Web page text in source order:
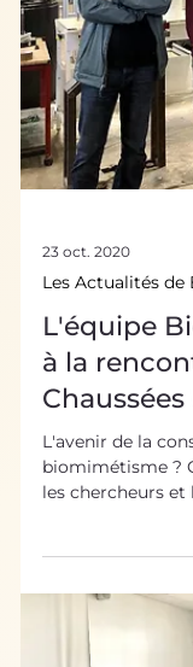
Le vivant n’a de
notamment de
améliorer les performances.
d’éoliennes bio-
issus de toutes
éolienne doublement
l’idée de
23 oct. 2020